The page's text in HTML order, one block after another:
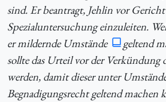
sind. Er beantragt, Jehlin vor
Spezialuntersuchung einzuleiten.
er mildernde Umstände
geltend
sollte das Urteil vor der Verkündung
werden, damit dieser unter
Begnadigungsrecht geltend machen